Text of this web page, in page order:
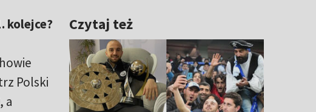
Czytaj też
kolejce?
Polski
a